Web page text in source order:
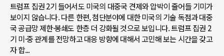
트럼프 집권 2기 들어서도 미국의 대중국 견제와 압박이 줄어들 기미가
보이지 않습니다. 다른 한편, 첨단분야에 대한 미국의 기술 독점과 대중
국 공급망 제한·봉쇄도 한층 더 강화될 것으로 보입니다. 트럼프 집권 2
기 미·중 관계를 전망하고 대응 방향에 대해서 고민해 보는 시간을 갖고
자 합...